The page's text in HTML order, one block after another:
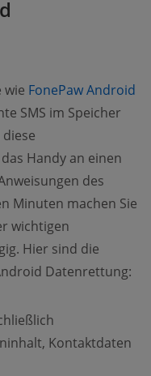
wie FonePaw Android
SMS im Speicher
Handy an einen
des
Minuten machen Sie
wichtigen
Hier sind die
Datenrettung:
Kontaktdaten